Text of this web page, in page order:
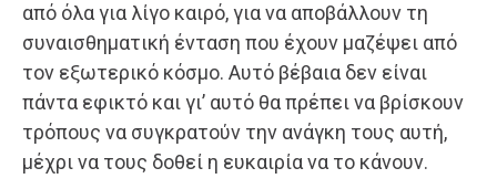
από όλα για λίγο καιρό, για να αποβάλλουν τη
συναισθηματική ένταση που έχουν μαζέψει από
τον εξωτερικό κόσμο. Αυτό βέβαια δεν είναι
πάντα εφικτό και γι’ αυτό θα πρέπει να βρίσκουν
τρόπους να συγκρατούν την ανάγκη τους αυτή,
μέχρι να τους δοθεί η ευκαιρία να το κάνουν.